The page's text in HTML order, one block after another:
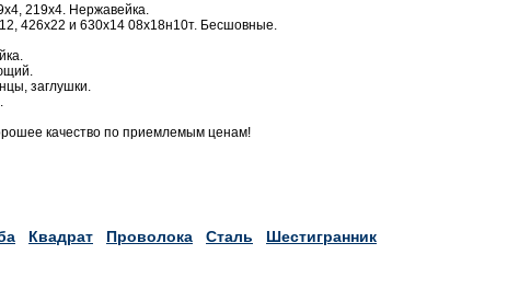
219х4. Нержавейка.
426х22 и 630х14 08х18н10т. Бесшовные.
заглушки.
качество по приемлемым ценам!
Квадрат Проволока Сталь Шестигранник